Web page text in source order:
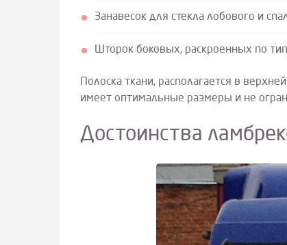
Занавесок для стекла лобового и
Шторок боковых, раскроенных по
Полоска ткани, располагается в
имеет оптимальные размеры и не
Достоинства